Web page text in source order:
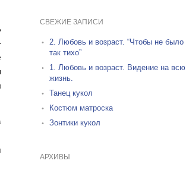
СВЕЖИЕ ЗАПИСИ
2. Любовь и возраст. “Чтобы не было
так тихо”
1. Любовь и возраст. Видение на всю
жизнь.
Танец кукол
Костюм матроска
Зонтики кукол
АРХИВЫ